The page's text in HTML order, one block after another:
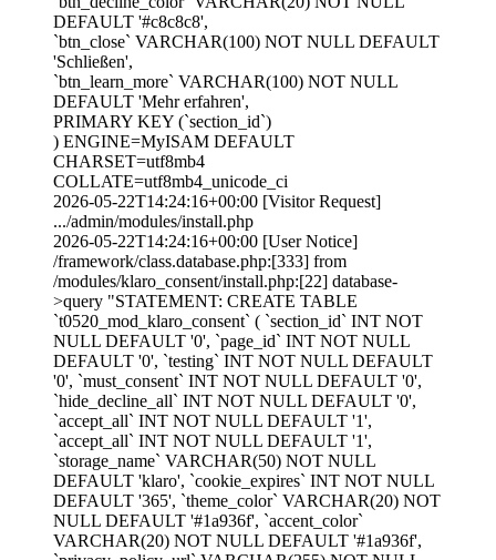
DEFAULT '#c8c8c8',
`btn_close` VARCHAR(100) NOT NULL DEFAULT
'Schließen',
`btn_learn_more` VARCHAR(100) NOT NULL
DEFAULT 'Mehr erfahren',
PRIMARY KEY (`section_id`)
) ENGINE=MyISAM DEFAULT
CHARSET=utf8mb4
COLLATE=utf8mb4_unicode_ci
2026-05-22T14:24:16+00:00 [Visitor Request]
.../admin/modules/install.php
2026-05-22T14:24:16+00:00 [User Notice]
/framework/class.database.php:[333] from
/modules/klaro_consent/install.php:[22] database-
>query "STATEMENT: CREATE TABLE
`t0520_mod_klaro_consent` ( `section_id` INT NOT
NULL DEFAULT '0', `page_id` INT NOT NULL
DEFAULT '0', `testing` INT NOT NULL DEFAULT
'0', `must_consent` INT NOT NULL DEFAULT '0',
`hide_decline_all` INT NOT NULL DEFAULT '0',
`accept_all` INT NOT NULL DEFAULT '1',
`accept_all` INT NOT NULL DEFAULT '1',
`storage_name` VARCHAR(50) NOT NULL
DEFAULT 'klaro', `cookie_expires` INT NOT NULL
DEFAULT '365', `theme_color` VARCHAR(20) NOT
NULL DEFAULT '#1a936f', `accent_color`
VARCHAR(20) NOT NULL DEFAULT '#1a936f',